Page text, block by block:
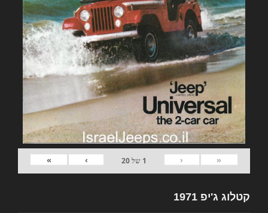
«
‹
1 של20
›
»
קטלוג ג'יפ 1971